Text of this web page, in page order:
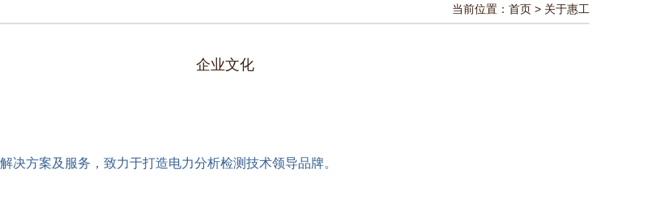
当前位置： 首页 > 关于惠工
企业文化
决方案及服务，致力于打造电力分析检测技术领导品牌。